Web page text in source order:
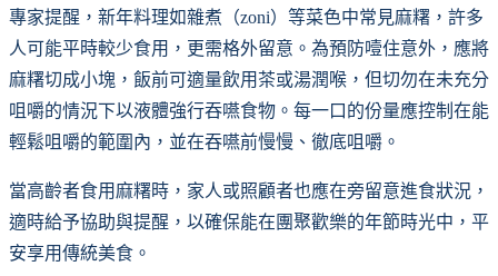
專家提醒，新年料理如雜煮（zoni）等菜色中常見麻糬，許多
人可能平時較少食用，更需格外留意。為預防噎住意外，應將
麻糬切成小塊，飯前可適量飲用茶或湯潤喉，但切勿在未充分
咀嚼的情況下以液體強行吞嚥食物。每一口的份量應控制在能
輕鬆咀嚼的範圍內，並在吞嚥前慢慢、徹底咀嚼。
當高齡者食用麻糬時，家人或照顧者也應在旁留意進食狀況，
適時給予協助與提醒，以確保能在團聚歡樂的年節時光中，平
安享用傳統美食。